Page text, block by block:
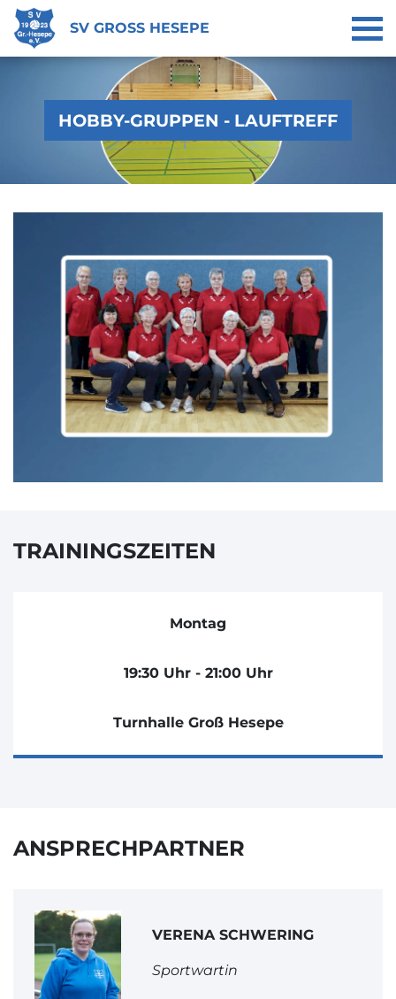
SV GROSS HESEPE
HOBBY-GRUPPEN - LAUFTREFF
TRAININGSZEITEN
Montag
19:30 Uhr - 21:00 Uhr
Turnhalle Groß Hesepe
ANSPRECHPARTNER
VERENA SCHWERING
Sportwartin